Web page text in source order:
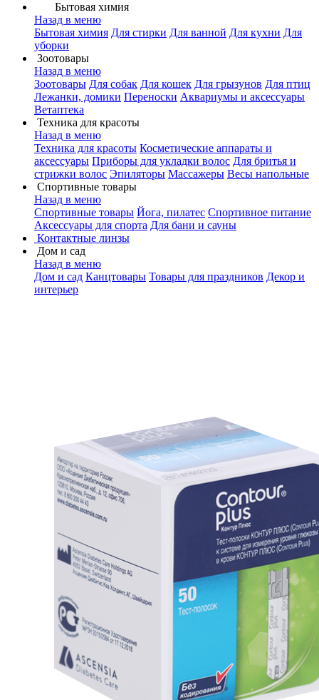
Бытовая химия
Назад в меню
Бытовая химия Для стирки Для ванной Для кухни Для
уборки
Зоотовары
Назад в меню
Зоотовары Для собак Для кошек Для грызунов Для птиц
Лежанки, домики Переноски Аквариумы и аксессуары
Ветаптека
Техника для красоты
Назад в меню
Техника для красоты Косметические аппараты и
аксессуары Приборы для укладки волос Для бритья и
стрижки волос Эпиляторы Массажеры Весы напольные
Спортивные товары
Назад в меню
Спортивные товары Йога, пилатес Спортивное питание
Аксессуары для спорта Для бани и сауны
Контактные линзы
Дом и сад
Назад в меню
Дом и сад Канцтовары Товары для праздников Декор и
интерьер